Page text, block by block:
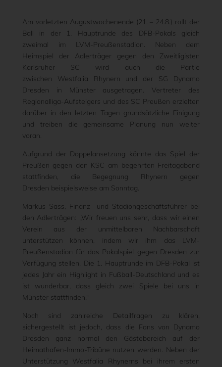
Am vorletzten Augustwochenende (21. – 24.8.) rollt der
Ball in der 1. Hauptrunde des DFB-Pokals gleich
zweimal im LVM-Preußenstadion. Neben dem
Heimspiel der Adlerträger gegen den Zweitligisten
Karlsruher SC wird auch die Partie
zwischen Westfalia Rhynern und der SG Dynamo
Dresden in Münster ausgetragen. Vertreter des
Regionalliga-Aufsteigers und des SC Preußen erzielten
darüber in den letzten Tagen grundsätzliche Einigung
und treiben die gemeinsame Planung nun weiter
voran.
Aufgrund der Doppelansetzung könnte das Spiel der
Preußen gegen den KSC am begehrten Freitagabend
stattfinden, die Begegnung Rhynern gegen
Dresden beispielsweise am Sonntag.
Markus Sass, Finanz- und Stadiongeschäftsführer bei
den Adlerträgen: „Wir freuen uns sehr, dass wir einen
Verein aus der unmittelbaren Nachbarschaft
unterstützen können, indem wir ihm das LVM-
Preußenstadion für das Pokalspiel gegen Dresden zur
Verfügung stellen. Die 1. Hauptrunde im DFB-Pokal ist
jedes Jahr ein Highlight in Fußball-Deutschland und es
ist wunderbar, dass gleich zwei Spiele bei uns in
Münster stattfinden.“
Noch sind zahlreiche Detailfragen zu klären,
sichergestellt ist jedoch, dass die Fans von Dynamo
Dresden ganz normal den Gästebereich auf der
Heimathafen-Immo-Tribüne nutzen werden. Neben der
Unterstützung Westfalia Rhynerns bei ihrem ersten